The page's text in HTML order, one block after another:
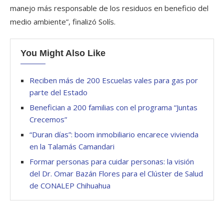
manejo más responsable de los residuos en beneficio del
medio ambiente”, finalizó Solís.
You Might Also Like
Reciben más de 200 Escuelas vales para gas por
parte del Estado
Benefician a 200 familias con el programa “Juntas
Crecemos”
“Duran días”: boom inmobiliario encarece vivienda
en la Talamás Camandari
Formar personas para cuidar personas: la visión
del Dr. Omar Bazán Flores para el Clúster de Salud
de CONALEP Chihuahua